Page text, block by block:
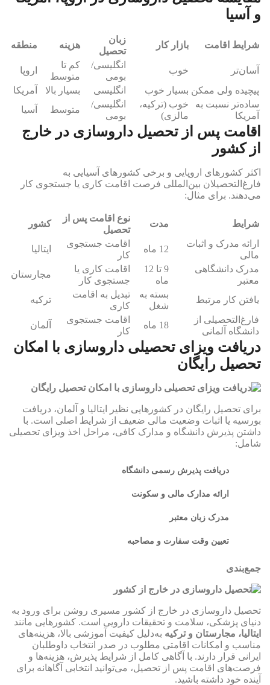
و آسیا
شرایط اقامت بازار کار
زبان
تحصیل
هزینه منطقه
آسان‌تر خوب
انگلیسی/
بومی
کم تا
متوسط
اروپا
پیچیده ولی ممکن بسیار خوب انگلیسی بسیار بالا
آمریکا
ساده‌تر نسبت به
آمریکا
خوب (ترکیه،
مالزی)
انگلیسی/
بومی
متوسط آسیا
اقامت پس از تحصیل داروسازی در خارج
از کشور
اکثر کشورهای اروپایی و برخی کشورهای آسیایی به
فارغ‌التحصیلان بین‌المللی فرصت اقامت کاری یا جستجوی کار
می‌دهند. برای مثال:
شرایط مدت
نوع اقامت پس از
تحصیل
کشور
ارائه مدرک و اثبات
مالی
12 ماه
اقامت جستجوی
کار
ایتالیا
مدرک دانشگاهی
معتبر
9 تا 12
ماه
اقامت کاری یا
جستجوی کار
مجارستان
یافتن کار مرتبط
بسته به
شغل
تبدیل به اقامت
کاری
ترکیه
فارغ‌التحصیلی از
دانشگاه آلمانی
18 ماه
اقامت جستجوی
کار
آلمان
دریافت ویزای تحصیلی داروسازی با امکان
تحصیل رایگان
برای تحصیل رایگان در کشورهایی نظیر ایتالیا و آلمان، دریافت
بورسیه یا اثبات وضعیت مالی ضعیف از شرایط اصلی است. با
داشتن پذیرش دانشگاه و مدارک کافی، مراحل اخذ ویزای تحصیلی
شامل:
دریافت پذیرش رسمی دانشگاه
ارائه مدارک مالی و سکونت
مدرک زبان معتبر
تعیین وقت سفارت و مصاحبه
جمع‌بندی
تحصیل داروسازی در خارج از کشور مسیری روشن برای ورود به
دنیای پزشکی، سلامت و تحقیقات دارویی است. کشورهایی مانند
ایتالیا، مجارستان و ترکیه به‌دلیل کیفیت آموزشی بالا، هزینه‌های
مناسب و امکانات اقامتی مطلوب در صدر انتخاب داوطلبان
ایرانی قرار دارند. با آگاهی کامل از شرایط پذیرش، هزینه‌ها و
فرصت‌های اقامت پس از تحصیل، می‌توانید انتخابی آگاهانه برای
آینده خود داشته باشید.